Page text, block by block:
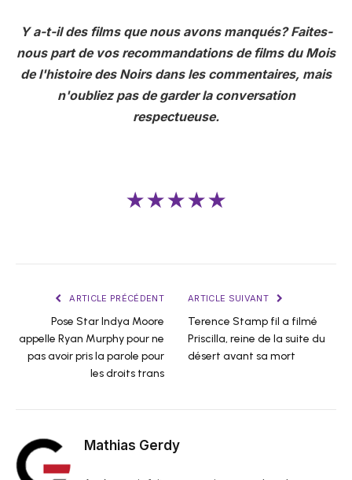
Y a-t-il des films que nous avons manqués? Faites-
nous part de vos recommandations de films du Mois
de l'histoire des Noirs dans les commentaires, mais
n'oubliez pas de garder la conversation
respectueuse.
★★★★★
ARTICLE PRÉCÉDENT
Pose Star Indya Moore
appelle Ryan Murphy pour ne
pas avoir pris la parole pour
les droits trans
ARTICLE SUIVANT
Terence Stamp fil a filmé
Priscilla, reine de la suite du
désert avant sa mort
Mathias Gerdy